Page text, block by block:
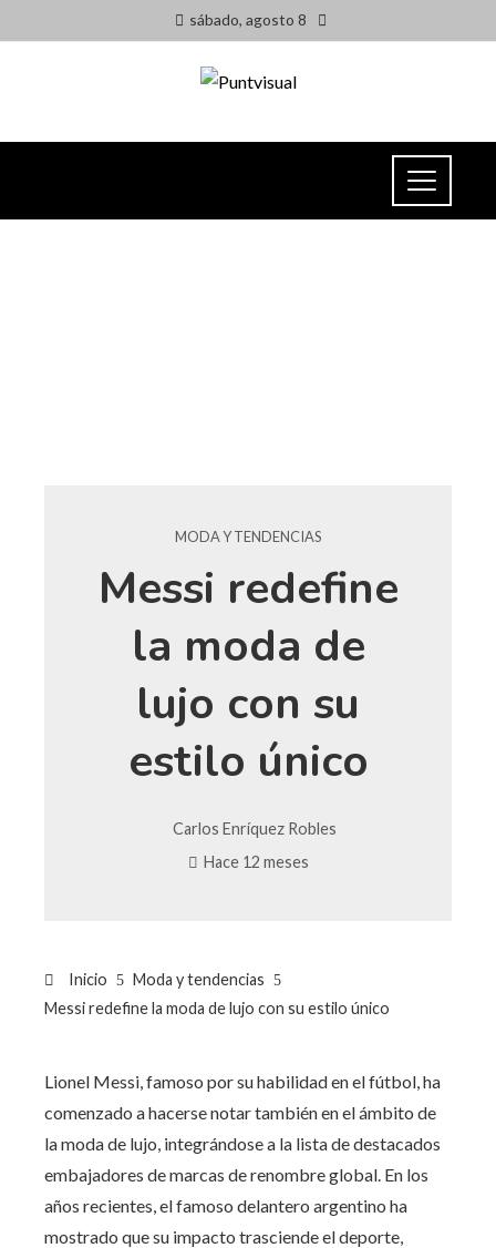
sábado, agosto 8
MODA Y TENDENCIAS
Messi redefine
la moda de
lujo con su
estilo único
Carlos Enríquez Robles
Hace 12 meses
Inicio
Moda y tendencias
Messi redefine la moda de lujo con su estilo único
Lionel Messi, famoso por su habilidad en el fútbol, ha
comenzado a hacerse notar también en el ámbito de
la moda de lujo, integrándose a la lista de destacados
embajadores de marcas de renombre global. En los
años recientes, el famoso delantero argentino ha
mostrado que su impacto trasciende el deporte,